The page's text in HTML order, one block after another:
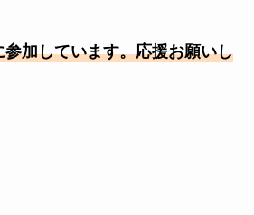
加しています。応援お願いし